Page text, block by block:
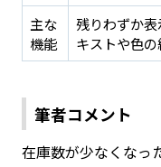
主な
機能
残りわずか
キストや色
筆者コメント
在庫数が少なくなっ